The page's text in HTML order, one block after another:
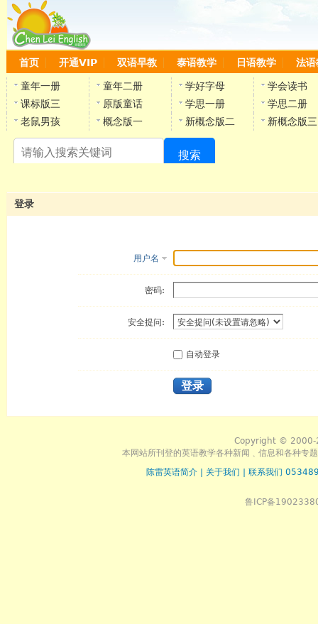
首页 开通VIP 双语早教 泰语教学 日语教学 法语
童年一册 童年二册 学好字母
学会读书
课标版三
原版童话 学思一册
学思二册
老鼠男孩
概念版一 新概念版二 新概念版三
搜索
登录
用户名
密码:
安全提问:
自动登录
登录
Copyright © 2000-
本网站所刊登的英语教学各种新闻﹑信息和各种专
陈雷英语简介
关于我们 联系我们
鲁ICP备